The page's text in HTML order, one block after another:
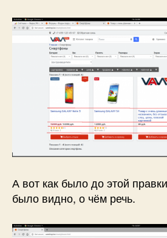
А вот как было до этой
было видно, о чём речь.